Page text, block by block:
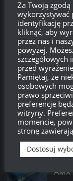
Brakwierzchołka
AMX
Za Twoją
wykorzystywać
identyfikację
kliknąć, aby
przez nas i
powyżej.
przed
Pamiętaj, że
osobowych
prawo
preferencje
witryny.
momencie,
stronę
Dostosuj